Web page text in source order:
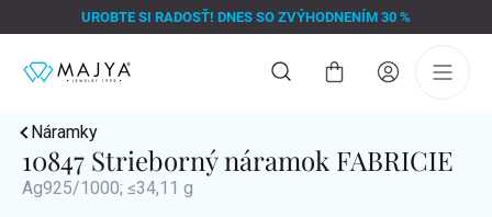
na
UROBTE SI RADOSŤ! DNES SO ZVÝHODNENÍM 30 %
Nákupný
Náramky
10847 Strieborný náramok FABRICIE
Ag925/1000; ≤34,11 g